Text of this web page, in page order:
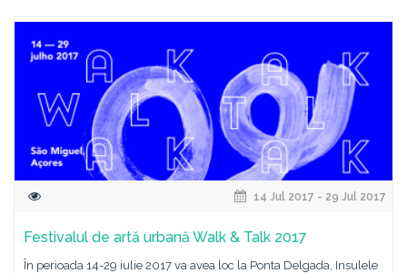
14 Jul 2017 - 29 Jul 2017
Festivalul de artă urbană Walk & Talk 2017
În perioada 14-29 iulie 2017 va avea loc la Ponta Delgada, Insulele